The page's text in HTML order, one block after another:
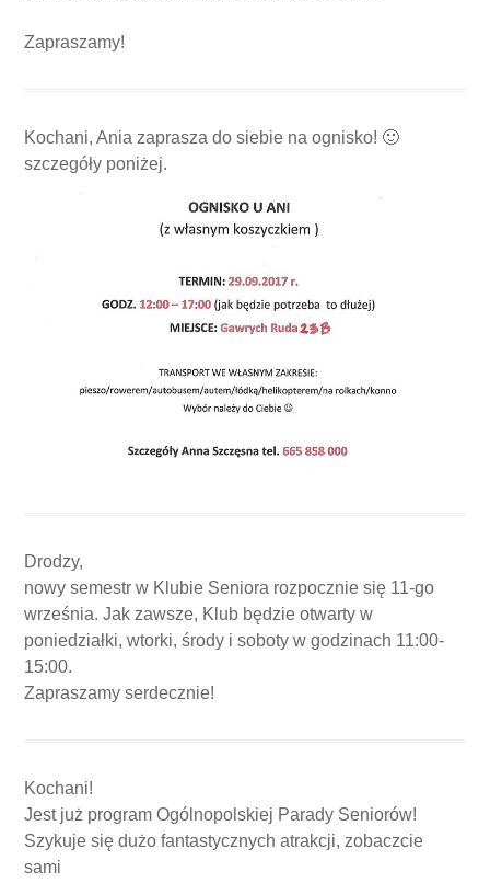
Zapraszamy!
Kochani, Ania zaprasza do siebie na ognisko! 🙂
szczegóły poniżej.
Drodzy,
nowy semestr w Klubie Seniora rozpocznie się 11-go
września. Jak zawsze, Klub będzie otwarty w
poniedziałki, wtorki, środy i soboty w godzinach 11:00-
15:00.
Zapraszamy serdecznie!
Kochani!
Jest już program Ogólnopolskiej Parady Seniorów!
Szykuje się dużo fantastycznych atrakcji, zobaczcie
sami